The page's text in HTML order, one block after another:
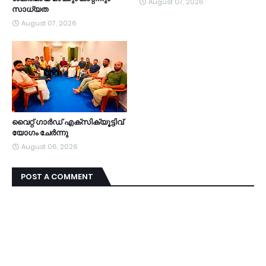
സാധ്യത
August 07, 2026
August 07, 2026
വൈറ്റ് ഗാർഡ് എക്സിക്യൂട്ടിവ്
യോഗം ചേർന്നു
August 06, 2026
POST A COMMENT